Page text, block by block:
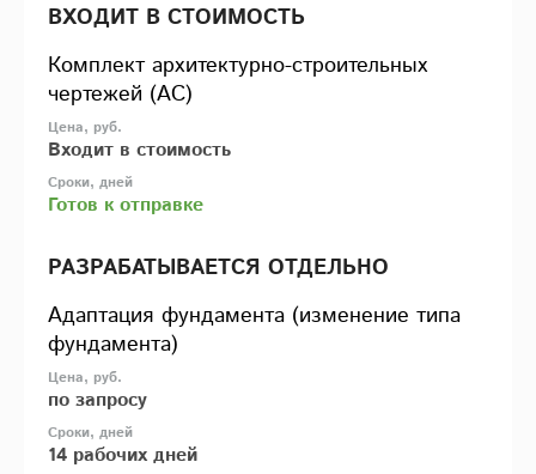
ВХОДИТ В СТОИМОСТЬ
Комплект архитектурно-строительных
чертежей (АС)
Входит в стоимость
Готов к отправке
РАЗРАБАТЫВАЕТСЯ ОТДЕЛЬНО
Адаптация фундамента (изменение типа
фундамента)
по запросу
14 рабочих дней